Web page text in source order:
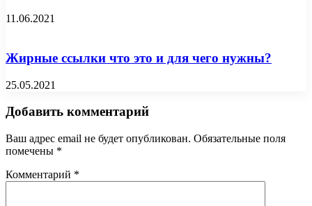
11.06.2021
Жирные ссылки что это и для чего нужны?
25.05.2021
Добавить комментарий
Ваш адрес email не будет опубликован. Обязательные поля
помечены *
Комментарий *